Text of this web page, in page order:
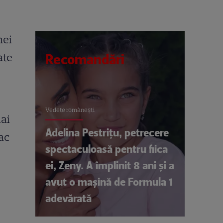
Recomandări
Vedete româneşti
Adelina Pestrițu, petrecere
spectaculoasă pentru fiica
ei, Zeny. A împlinit 8 ani și a
avut o mașină de Formula 1
adevărată